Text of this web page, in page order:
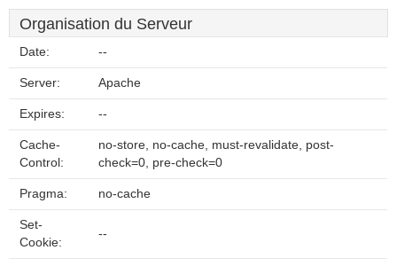
Organisation du Serveur
Date: --
Server: Apache
Expires: --
Cache-
Control:
no-store, no-cache, must-revalidate, post-
check=0, pre-check=0
Pragma: no-cache
Set-
Cookie:
--